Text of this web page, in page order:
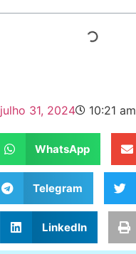
julho 31, 2024 10:21 am
WhatsApp
Telegram
LinkedIn